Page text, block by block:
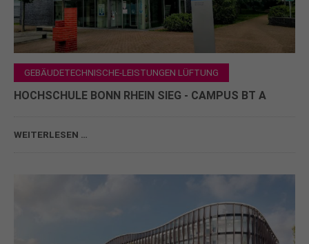
GEBÄUDETECHNISCHE-LEISTUNGEN LÜFTUNG
HOCHSCHULE BONN RHEIN SIEG - CAMPUS BT A
WEITERLESEN …